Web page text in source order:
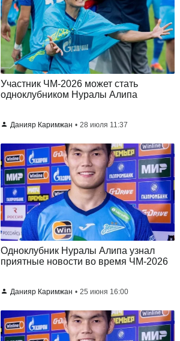
Участник ЧМ-2026 может стать
одноклубником Нуралы Алипа
Данияр Каримжан 28 июля 11:37
Одноклубник Нуралы Алипа узнал
приятные новости во время ЧМ-2026
Данияр Каримжан 25 июня 16:00